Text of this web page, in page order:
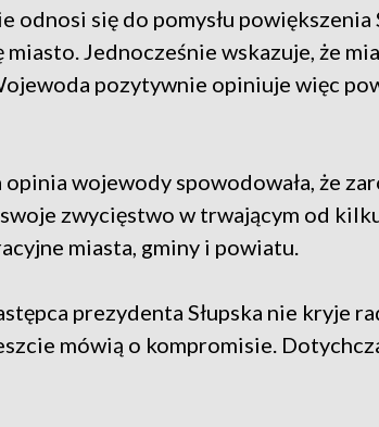
odnosi się do pomysłu powiększenia
miasto. Jednocześnie wskazuje, że
pozytywnie opiniuje więc
wojewody spowodowała, że
swoje zwycięstwo w trwającym od
miasta, gminy i powiatu.
prezydenta Słupska nie kryje
mówią o kompromisie.